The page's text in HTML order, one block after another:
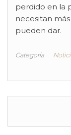
perdido en la
necesitan
pueden dar.
Categoría